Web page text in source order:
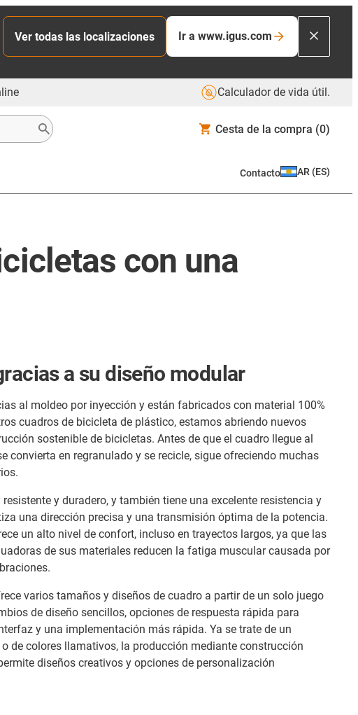
Ver todas las localizaciones Ir a www.igus.com
Calculador de vida útil.
Cesta de la compra (0)
Contacto AR (ES)
con una
a su diseño modular
al moldeo por inyección y están fabricados con material 100%
cuadros de bicicleta de plástico, estamos abriendo nuevos
sostenible de bicicletas. Antes de que el cuadro llegue al
convierta en regranulado y se recicle, sigue ofreciendo muchas
resistente y duradero, y también tiene una excelente resistencia y
una dirección precisa y una transmisión óptima de la potencia.
un alto nivel de confort, incluso en trayectos largos, ya que las
de sus materiales reducen la fatiga muscular causada por
varios tamaños y diseños de cuadro a partir de un solo juego
de diseño sencillos, opciones de respuesta rápida para
y una implementación más rápida. Ya se trate de un
de colores llamativos, la producción mediante construcción
diseños creativos y opciones de personalización